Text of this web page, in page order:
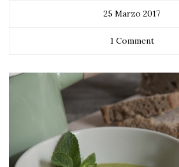
25 Marzo 2017
1 Comment